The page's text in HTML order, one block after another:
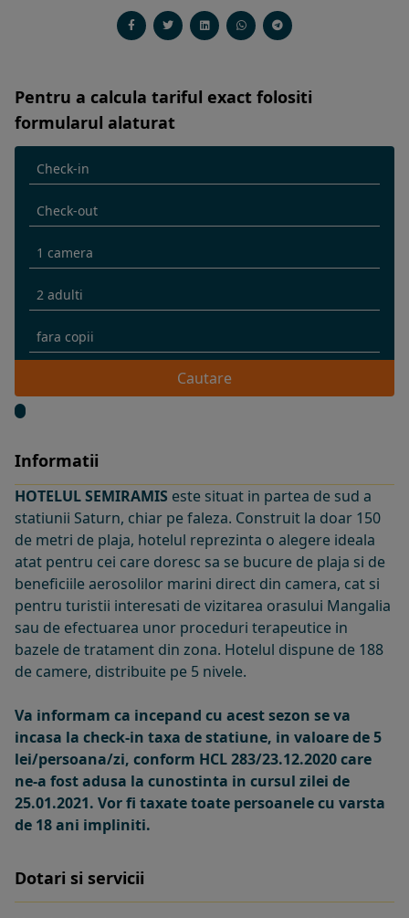
Pentru a calcula tariful exact folositi
formularul alaturat
Cautare
Informatii
HOTELUL SEMIRAMIS este situat in partea de sud a
statiunii Saturn, chiar pe faleza. Construit la doar 150
de metri de plaja, hotelul reprezinta o alegere ideala
atat pentru cei care doresc sa se bucure de plaja si de
beneficiile aerosolilor marini direct din camera, cat si
pentru turistii interesati de vizitarea orasului Mangalia
sau de efectuarea unor proceduri terapeutice in
bazele de tratament din zona. Hotelul dispune de 188
de camere, distribuite pe 5 nivele.
Va informam ca incepand cu acest sezon se va
incasa la check-in taxa de statiune, in valoare de 5
lei/persoana/zi, conform HCL 283/23.12.2020 care
ne-a fost adusa la cunostinta in cursul zilei de
25.01.2021. Vor fi taxate toate persoanele cu varsta
de 18 ani impliniti.
Dotari si servicii